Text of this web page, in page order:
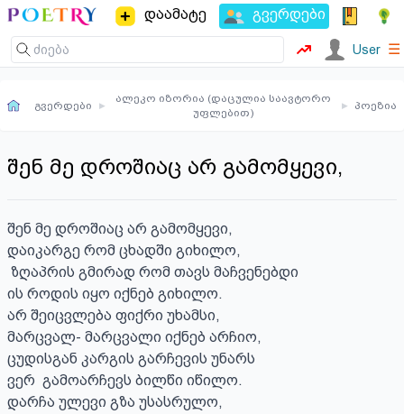
დაამატე გვერდები
User ☰
გვერდები ▸
ალეკო იზორია (დაცულია საავტორო
უფლებით)
▸ პოეზია
შენ მე დროშიაც არ გამომყევი,
შენ მე დროშიაც არ გამომყევი,
დაიკარგე რომ ცხადში გიხილო,
ის როდის იყო იქნებ გიხილო.
არ შეიცვლება ფიქრი უხამსი,
მარცვალ- მარცვალი იქნებ არჩიო,
ცუდისგან კარგის გარჩევის უნარს
ვერ  გამოარჩევს ბილწი იწილო.
დარჩა ულევი გზა უსასრულო,